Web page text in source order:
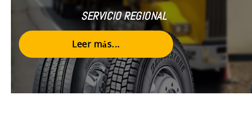
SERVICIO REGIONAL
Leer más...